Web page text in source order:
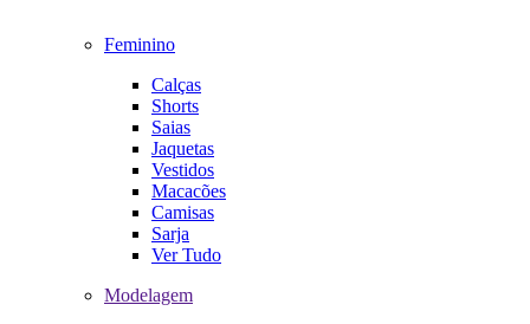
Feminino
Calças
Shorts
Saias
Jaquetas
Vestidos
Macacões
Camisas
Sarja
Ver Tudo
Modelagem